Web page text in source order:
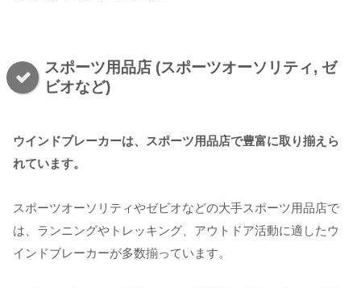
スポーツ用品店 (スポーツオーソリティ, ゼ
ビオなど)
ウインドブレーカーは、スポーツ用品店で豊富に取り揃えら
れています。
スポーツオーソリティやゼビオなどの大手スポーツ用品店で
は、ランニングやトレッキング、アウトドア活動に適したウ
インドブレーカーが多数揃っています。